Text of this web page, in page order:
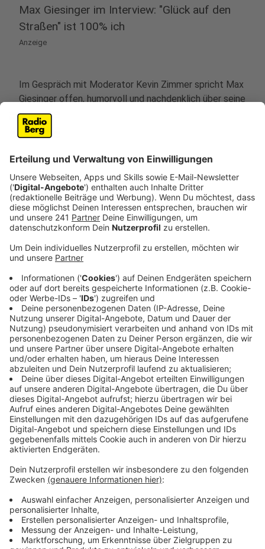
Max Giesinger im Interview: "Glück auf den
Straßen" ist 100% ich
Anzeige
Im Gespräch mit Moderator Kevin Zimmer spricht Max
Giesinger offen, humorvoll und nachdenklich über seine
neue Musik. Sein neues Album "Glück auf den Straßen"
ist mehr als nur Musik, es ist ein persönlicher Roadtrip
durch Emotionen, Erinnerungen und musikalische
Wurzeln.
Anzeige
Von Stadionhymne zu Singer-Songwriter-
Kunst
Anzeige
Mit dem Hit "80 Millionen" wurde Max Giesinger 2016
zur nationalen Stimme. Doch statt ewig am nächsten
Superhit zu feilen, hat er sich für sein neues Album
freigeschwommen: "Ich wollte einfach Musik machen,
ohne ans Publikum zu denken, nur für mich", sagt
Giesinger im Interview. Das Ergebnis: handgemachte
Songs, inspiriert von Musikgrößen wie Bruce
Springsteen, Fleetwood Mac und Pink Floyd - perfekt
für die Fahrt im Campervan an die Algarve.
Aus dem neuen Album von Max Giesinger
"Du wärst es gewesen"
Anzeige